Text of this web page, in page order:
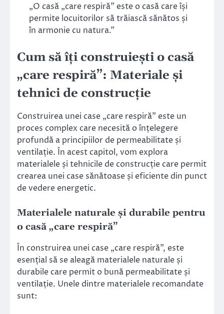
„O casă „care respiră” este o casă care își
permite locuitorilor să trăiască sănătos și
în armonie cu natura.”
Cum să îți construiești o casă
„care respiră”: Materiale și
tehnici de construcție
Construirea unei case „care respiră” este un
proces complex care necesită o înțelegere
profundă a principiilor de permeabilitate și
ventilație. În acest capitol, vom explora
materialele și tehnicile de construcție care permit
crearea unei case sănătoase și eficiente din punct
de vedere energetic.
Materialele naturale și durabile pentru
o casă „care respiră”
În construirea unei case „care respiră”, este
esențial să se aleagă materialele naturale și
durabile care permit o bună permeabilitate și
ventilație. Unele dintre materialele recomandate
sunt: